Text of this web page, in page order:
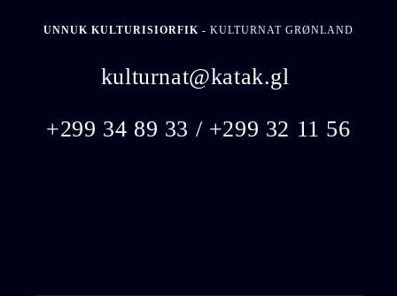
UNNUK KULTURISIORFIK - KULTURNAT GRØNLAND
kulturnat@katak.gl
+299 34 89 33 / +299 32 11 56